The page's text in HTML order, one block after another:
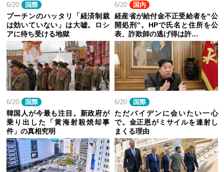
6/20 国際
プーチンのハッタリ「経済制裁
は効いていない」は大嘘。ロシ
アに待ち受ける地獄
6/20 国内
経産省が給付金不正受給者を“公
開処刑”。HPで氏名と住所を公
表、詐欺師の逃げ得は許…
6/20 国際
韓国人が今最も注目。新政府が
乗り出した「黄海射殺焼却事
件」の真相究明
6/20 国際
ただバイデンに会いたい一心
で。金正恩がミサイルを連射し
まくる理由